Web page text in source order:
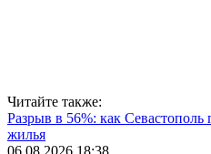
Читайте также:
Разрыв в 56%: как
жилья
06.08.2026 18:38